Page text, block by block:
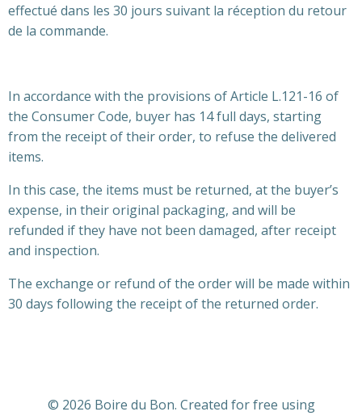
effectué dans les 30 jours suivant la réception du retour
de la commande.
In accordance with the provisions of Article L.121-16 of
the Consumer Code, buyer has 14 full days, starting
from the receipt of their order, to refuse the delivered
items.
In this case, the items must be returned, at the buyer’s
expense, in their original packaging, and will be
refunded if they have not been damaged, after receipt
and inspection.
The exchange or refund of the order will be made within
30 days following the receipt of the returned order.
© 2026 Boire du Bon. Created for free using